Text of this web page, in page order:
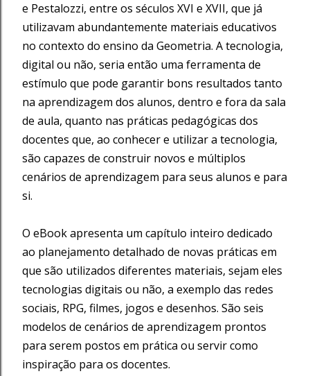
e Pestalozzi, entre os séculos XVI e XVII, que já
utilizavam abundantemente materiais educativos
no contexto do ensino da Geometria. A tecnologia,
digital ou não, seria então uma ferramenta de
estímulo que pode garantir bons resultados tanto
na aprendizagem dos alunos, dentro e fora da sala
de aula, quanto nas práticas pedagógicas dos
docentes que, ao conhecer e utilizar a tecnologia,
são capazes de construir novos e múltiplos
cenários de aprendizagem para seus alunos e para
si.
O eBook apresenta um capítulo inteiro dedicado
ao planejamento detalhado de novas práticas em
que são utilizados diferentes materiais, sejam eles
tecnologias digitais ou não, a exemplo das redes
sociais, RPG, filmes, jogos e desenhos. São seis
modelos de cenários de aprendizagem prontos
para serem postos em prática ou servir como
inspiração para os docentes.